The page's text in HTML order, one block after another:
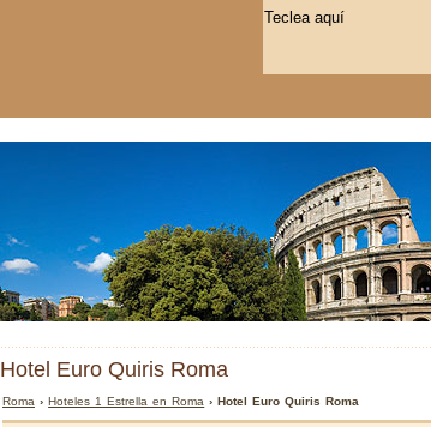
Hotel Euro Quiris Roma
Roma ›Hoteles 1 Estrella en Roma › Hotel Euro Quiris Roma